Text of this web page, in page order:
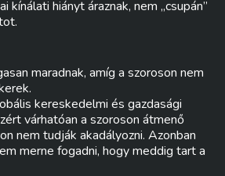
kínálati hiányt áraznak, nem „csupán”
maradnak, amíg a szoroson nem
kereskedelmi és gazdasági
várhatóan a szoroson átmenő
nem tudják akadályozni. Azonban
merne fogadni, hogy meddig tart a